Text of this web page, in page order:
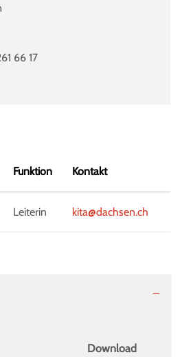
66 17
Funktion Kontakt
Leiterin kita@dachsen.ch
Download